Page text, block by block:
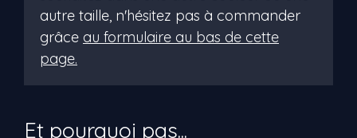
autre taille, n'hésitez pas à commander
grâce au formulaire au bas de cette
page.